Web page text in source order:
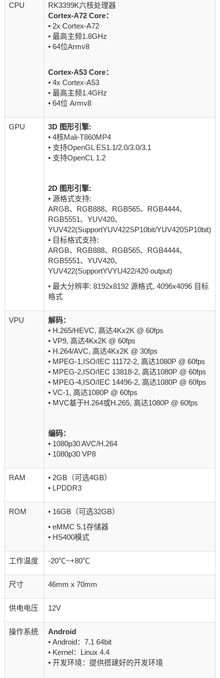
CPU
RK3399K六核处理器
Cortex-A72 Core：
• 2x Cortex-A72
• 最高主频1.8GHz
• 64位Armv8
Cortex-A53 Core：
• 4x Cortex-A53
• 最高主频1.4GHz
• 64位 Armv8
GPU
3D 图形引擎:
• 4核Mali-T860MP4
• 支持OpenGL ES1.1/2.0/3.0/3.1
• 支持OpenCL 1.2
2D 图形引擎:
• 源格式支持:
ARGB、RGB888、RGB565、RGB4444、
RGB5551、YUV420、
YUV422(SupportYUV422SP10bit/YUV420SP10bit)
• 目标格式支持:
ARGB、RGB888、RGB565、RGB4444、
RGB5551、YUV420、
YUV422(SupportYVYU422/420 output)
• 最大分辨率: 8192x8192 源格式, 4096x4096 目标
格式
VPU
解码：
• H.265/HEVC, 高达4Kx2K @ 60fps
• VP9, 高达4Kx2K @ 60fps
• H.264/AVC, 高达4Kx2K @ 30fps
• MPEG-1,ISO/IEC 11172-2, 高达1080P @ 60fps
• MPEG-2,ISO/IEC 13818-2, 高达1080P @ 60fps
• MPEG-4,ISO/IEC 14496-2, 高达1080P @ 60fps
• VC-1, 高达1080P @ 60fps
• MVC基于H.264或H.265, 高达1080P @ 60fps
编码：
• 1080p30 AVC/H.264
• 1080p30 VP8
RAM
• 2GB（可选4GB）
• LPDDR3
ROM
• 16GB（可选32GB）
• eMMC 5.1存储器
• HS400模式
工作温度 -20℃~+80℃
尺寸 46mm x 70mm
供电电压 12V
操作系统
Android
• Android：7.1 64bit
• Kernel：Linux 4.4
• 开发环境：提供搭建好的开发环境